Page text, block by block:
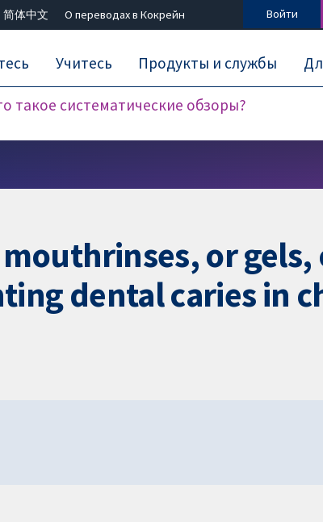
简体中文 О переводах в Кокрейн Войти
такое систематические обзоры?
Учитесь Продукты и службы
or gels,
dental caries in